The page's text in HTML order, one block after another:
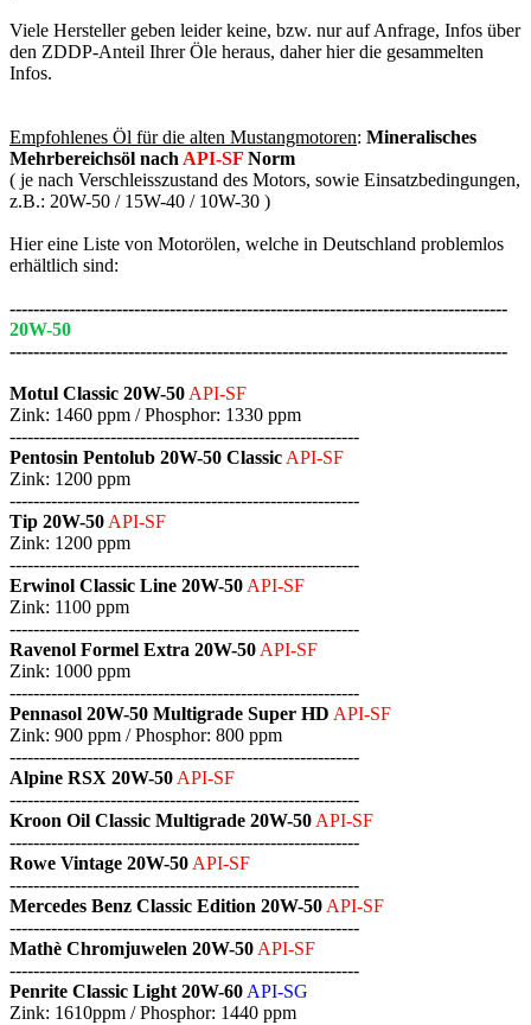
Viele Hersteller geben leider keine, bzw. nur auf Anfrage, Infos über
den ZDDP-Anteil Ihrer Öle heraus, daher hier die gesammelten
Infos.
Empfohlenes Öl für die alten Mustangmotoren: Mineralisches
Mehrbereichsöl nachAPI-SF Norm
( je nach Verschleisszustand des Motors, sowie Einsatzbedingungen,
z.B.: 20W-50 / 15W-40 / 10W-30 )
Hier eine Liste von Motorölen, welche in Deutschland problemlos
erhältlich sind:
------------------------------------------------------------------------------------
20W-50
------------------------------------------------------------------------------------
Motul Classic 20W-50API-SF
Zink: 1460 ppm / Phosphor: 1330 ppm
-----------------------------------------------------------
Pentosin Pentolub 20W-50 ClassicAPI-SF
Zink: 1200 ppm
-----------------------------------------------------------
Tip 20W-50API-SF
Zink: 1200 ppm
-----------------------------------------------------------
Erwinol Classic Line 20W-50API-SF
Zink: 1100 ppm
-----------------------------------------------------------
Ravenol Formel Extra 20W-50API-SF
Zink: 1000 ppm
-----------------------------------------------------------
Pennasol 20W-50 Multigrade Super HD API-SF
Zink: 900 ppm / Phosphor: 800 ppm
-----------------------------------------------------------
Alpine RSX 20W-50API-SF
-----------------------------------------------------------
Kroon Oil Classic Multigrade 20W-50API-SF
-----------------------------------------------------------
Rowe Vintage 20W-50API-SF
-----------------------------------------------------------
Mercedes Benz Classic Edition 20W-50API-SF
-----------------------------------------------------------
Mathè Chromjuwelen 20W-50API-SF
-----------------------------------------------------------
Penrite Classic Light 20W-60API-SG
Zink: 1610ppm / Phosphor: 1440 ppm